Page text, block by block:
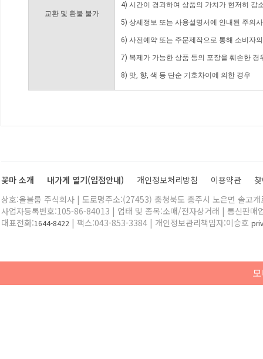
교환 및 환불 불가
4) 시간이 경과하여 상품의 가치가 현저히 감
5) 상세정보 또는 사용설명서에 안내된 주의
6) 사전예약 또는 주문제작으로 통해 소비자
7) 복제가 가능한 상품 등의 포장을 훼손한 경
8) 맛, 향, 색 등 단순 기호차이에 의한 경우
꽃마 소개 내가게 열기(입점안내) 개인정보처리방침 이용약관
상호:올블룸 주식회사 | 도로명주소:(27453) 충청북도 충주시 노은면 솔고
사업자등록번호:105-86-84013 | 업태 및 종목:소매/전자상거래 | 통신판매
대표전화:1644-8422 | 팩스:043-853-3384 | 개인정보관리책임자:이승호